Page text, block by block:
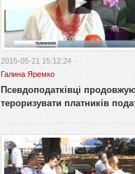
2015-05-21 15:12:24 ·
Галина Яремко
Псевдоподатківці
тероризувати платників